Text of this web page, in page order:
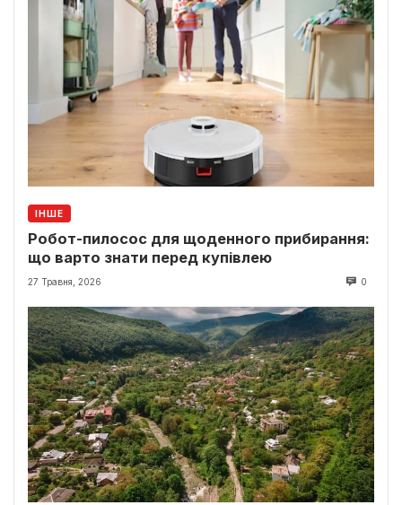
ІНШЕ
Робот-пилосос для щоденного прибирання:
що варто знати перед купівлею
27 Травня, 2026 0